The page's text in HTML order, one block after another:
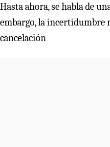
Hasta ahora, se habla de
embargo, la incertidumbre
cancelación